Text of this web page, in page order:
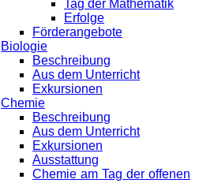
Tag der Mathematik
Erfolge
Förderangebote
Biologie
Beschreibung
Aus dem Unterricht
Exkursionen
Chemie
Beschreibung
Aus dem Unterricht
Exkursionen
Ausstattung
Chemie am Tag der offenen